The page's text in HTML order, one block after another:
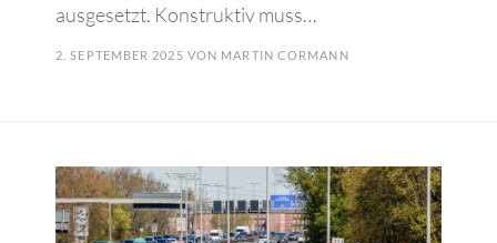
ausgesetzt. Konstruktiv muss…
2. SEPTEMBER 2025 VON MARTIN CORMANN